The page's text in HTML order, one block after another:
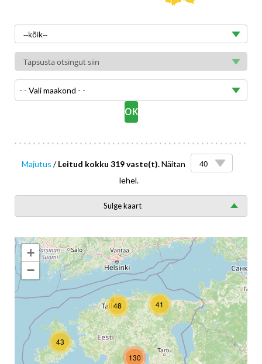
- - Vali maakond - -
Majutus /Leitud kokku 319 vaste(t).Näitan
lehel.
Sulge kaart
48 41
43
130
+
−